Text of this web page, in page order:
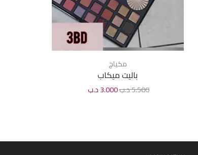
مكياج
باليت ميكاب
5.500د.ب3.000د.ب